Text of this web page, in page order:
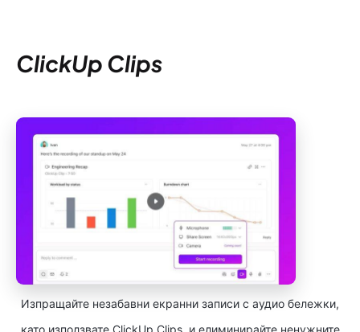
ClickUp Clips
Изпращайте незабавни екранни записи с аудио бележки,
като използвате ClickUp Clips, и елиминирайте ненужните